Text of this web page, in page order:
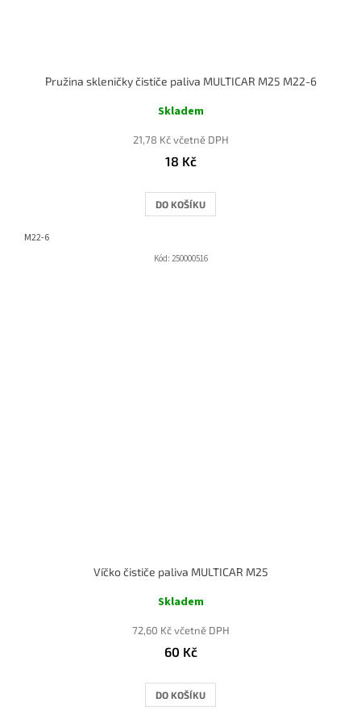
Pružina skleničky čističe paliva MULTICAR M25 M22-6
Skladem
21,78 Kč včetně DPH
18 Kč
DO KOŠÍKU
M22-6
Kód: 250000516
Víčko čističe paliva MULTICAR M25
Skladem
72,60 Kč včetně DPH
60 Kč
DO KOŠÍKU